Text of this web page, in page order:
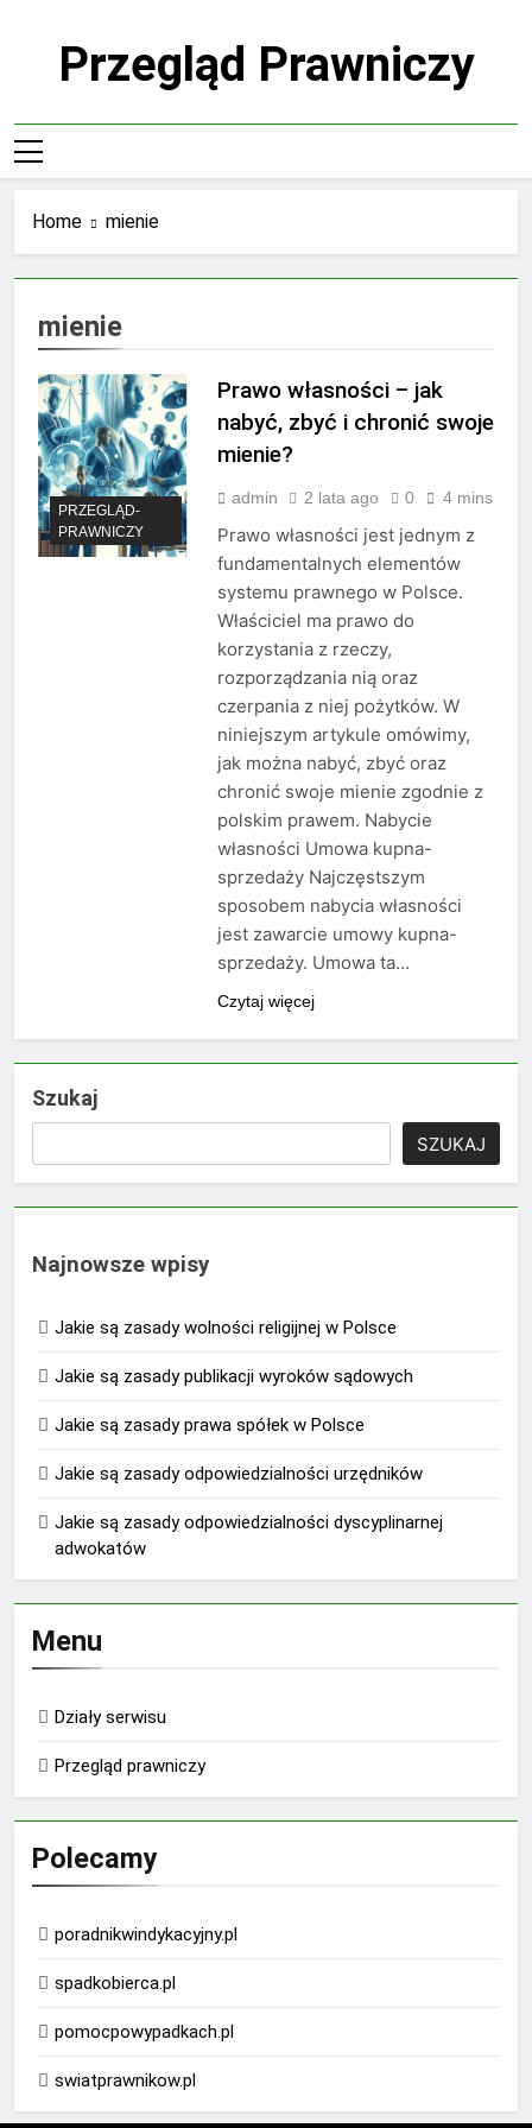
Przegląd Prawniczy
Home mienie
mienie
PRZEGLĄD-
PRAWNICZY
Prawo własności – jak
nabyć, zbyć i chronić swoje
mienie?
admin 2 lata ago 0 4 mins
Prawo własności jest jednym z
fundamentalnych elementów
systemu prawnego w Polsce.
Właściciel ma prawo do
korzystania z rzeczy,
rozporządzania nią oraz
czerpania z niej pożytków. W
niniejszym artykule omówimy,
jak można nabyć, zbyć oraz
chronić swoje mienie zgodnie z
polskim prawem. Nabycie
własności Umowa kupna-
sprzedaży Najczęstszym
sposobem nabycia własności
jest zawarcie umowy kupna-
sprzedaży. Umowa ta…
Czytaj więcej
Szukaj
SZUKAJ
Najnowsze wpisy
Jakie są zasady wolności religijnej w Polsce
Jakie są zasady publikacji wyroków sądowych
Jakie są zasady prawa spółek w Polsce
Jakie są zasady odpowiedzialności urzędników
Jakie są zasady odpowiedzialności dyscyplinarnej
adwokatów
Menu
Działy serwisu
Przegląd prawniczy
Polecamy
poradnikwindykacyjny.pl
spadkobierca.pl
pomocpowypadkach.pl
swiatprawnikow.pl